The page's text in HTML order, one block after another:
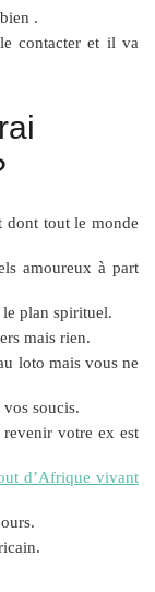
.
contacter et il va
dont tout le monde
amoureux à part
plan spirituel.
mais rien.
loto mais vous ne
soucis.
votre ex est
d’Afrique vivant